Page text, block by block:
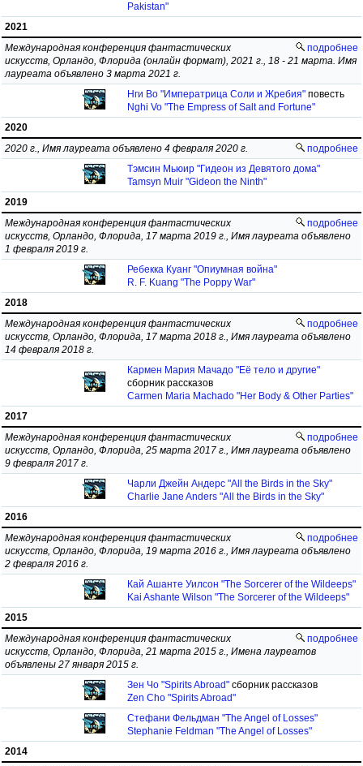
Pakistan"
2021
подробнее
Международная конференция фантастических
искусств, Орландо, Флорида (онлайн формат), 2021 г., 18 - 21 марта. Имя
лауреата объявлено 3 марта 2021 г.
Нги Во "Императрица Соли и Жребия" повесть
Nghi Vo "The Empress of Salt and Fortune"
2020
подробнее
2020 г., Имя лауреата объявлено 4 февраля 2020 г.
Тэмсин Мьюир "Гидеон из Девятого дома"
Tamsyn Muir "Gideon the Ninth"
2019
подробнее
Международная конференция фантастических
искусств, Орландо, Флорида, 17 марта 2019 г., Имя лауреата объявлено
1 февраля 2019 г.
Ребекка Куанг "Опиумная война"
R. F. Kuang "The Poppy War"
2018
подробнее
Международная конференция фантастических
искусств, Орландо, Флорида, 17 марта 2018 г., Имя лауреата объявлено
14 февраля 2018 г.
Кармен Мария Мачадо "Её тело и другие"
сборник рассказов
Carmen Maria Machado "Her Body & Other Parties"
2017
подробнее
Международная конференция фантастических
искусств, Орландо, Флорида, 25 марта 2017 г., Имя лауреата объявлено
9 февраля 2017 г.
Чарли Джейн Андерс "All the Birds in the Sky"
Charlie Jane Anders "All the Birds in the Sky"
2016
подробнее
Международная конференция фантастических
искусств, Орландо, Флорида, 19 марта 2016 г., Имя лауреата объявлено
2 февраля 2016 г.
Кай Ашанте Уилсон "The Sorcerer of the Wildeeps"
Kai Ashante Wilson "The Sorcerer of the Wildeeps"
2015
подробнее
Международная конференция фантастических
искусств, Орландо, Флорида, 21 марта 2015 г., Имена лауреатов
объявлены 27 января 2015 г.
Зен Чо "Spirits Abroad" сборник рассказов
Zen Cho "Spirits Abroad"
Стефани Фельдман "The Angel of Losses"
Stephanie Feldman "The Angel of Losses"
2014